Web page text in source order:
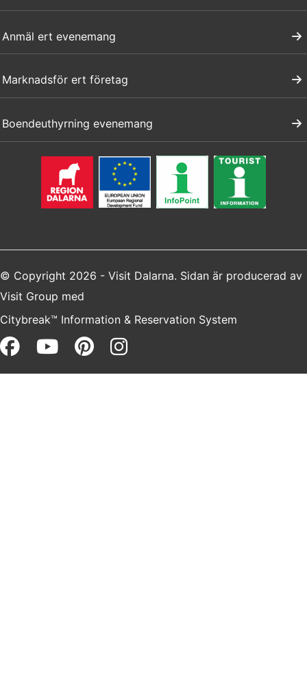
Anmäl ert evenemang
Marknadsför ert företag
Boendeuthyrning evenemang
© Copyright 2026 - Visit Dalarna. Sidan är producerad av
Visit Group med
Citybreak™ Information & Reservation System
Facebook (opens in a new
Youtube (opens in a new
Pinterest (opens in a
Instagram (opens